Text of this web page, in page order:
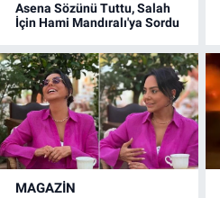
Asena Sözünü Tuttu, Salah
İçin Hami Mandıralı'ya Sordu
MAGAZİN